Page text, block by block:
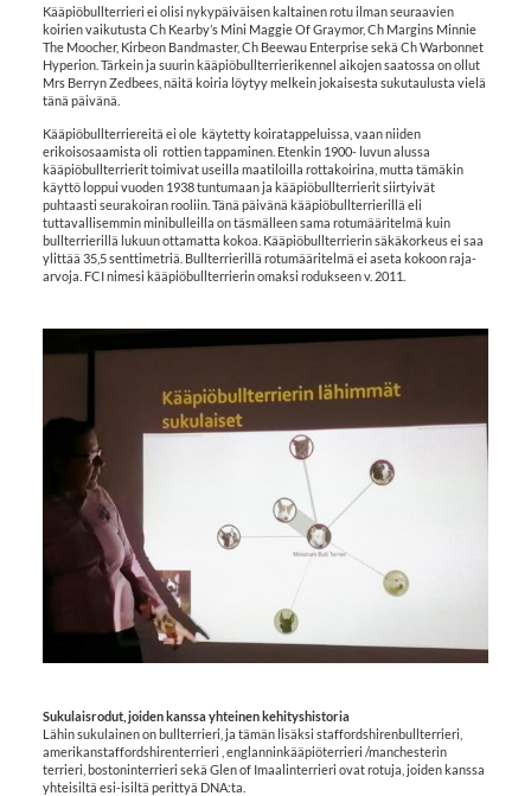
Kääpiöbullterrieri ei olisi nykypäiväisen kaltainen rotu ilman seuraavien
koirien vaikutusta Ch Kearby’s Mini Maggie Of Graymor, Ch Margins Minnie
The Moocher, Kirbeon Bandmaster, Ch Beewau Enterprise sekä Ch Warbonnet
Hyperion. Tärkein ja suurin kääpiöbullterrierikennel aikojen saatossa on ollut
Mrs Berryn Zedbees, näitä koiria löytyy melkein jokaisesta sukutaulusta vielä
tänä päivänä.
Kääpiöbullterriereitä ei ole käytetty koiratappeluissa, vaan niiden
erikoisosaamista oli rottien tappaminen. Etenkin 1900- luvun alussa
kääpiöbullterrierit toimivat useilla maatiloilla rottakoirina, mutta tämäkin
käyttö loppui vuoden 1938 tuntumaan ja kääpiöbullterrierit siirtyivät
puhtaasti seurakoiran rooliin. Tänä päivänä kääpiöbullterrierillä eli
tuttavallisemmin minibulleilla on täsmälleen sama rotumääritelmä kuin
bullterrierillä lukuun ottamatta kokoa. Kääpiöbullterrierin säkäkorkeus ei saa
ylittää 35,5 senttimetriä. Bullterrierillä rotumääritelmä ei aseta kokoon raja-
arvoja. FCI nimesi kääpiöbullterrierin omaksi rodukseen v. 2011.
Sukulaisrodut, joiden kanssa yhteinen kehityshistoria
Lähin sukulainen on bullterrieri, ja tämän lisäksi staffordshirenbullterrieri,
amerikanstaffordshirenterrieri , englanninkääpiöterrieri /manchesterin
terrieri, bostoninterrieri sekä Glen of Imaalinterrieri ovat rotuja, joiden kanssa
yhteisiltä esi-isiltä perittyä DNA:ta.